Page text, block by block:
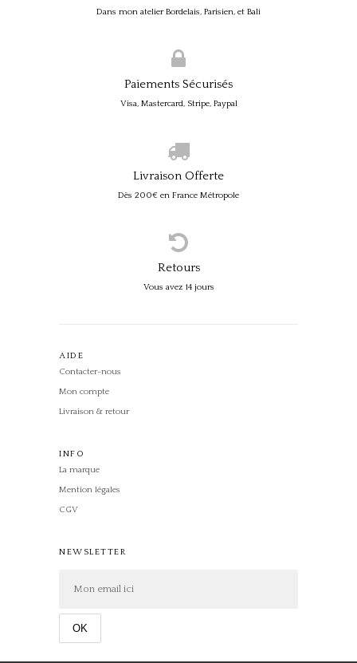
Dans mon atelier Bordelais, Parisien, et Bali
Paiements Sécurisés
Visa, Mastercard, Stripe, Paypal
Livraison Offerte
Dès 200€ en France Métropole
Retours
Vous avez 14 jours
AIDE
Contacter-nous
Mon compte
Livraison & retour
INFO
La marque
Mention légales
CGV
NEWSLETTER